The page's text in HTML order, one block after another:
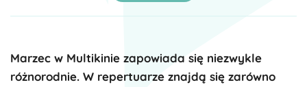
Marzec w Multikinie zapowiada się niezwykle
różnorodnie. W repertuarze znajdą się zarówno